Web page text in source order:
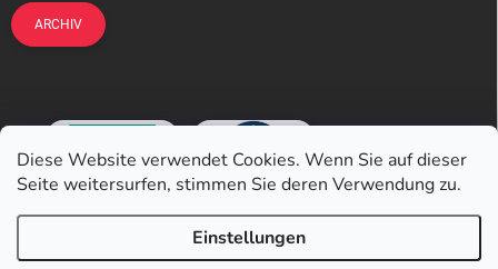
Diese Website verwendet Cookies. Wenn Sie auf dieser
Seite weitersurfen, stimmen Sie deren Verwendung zu.
Einstellungen
ARCHIV